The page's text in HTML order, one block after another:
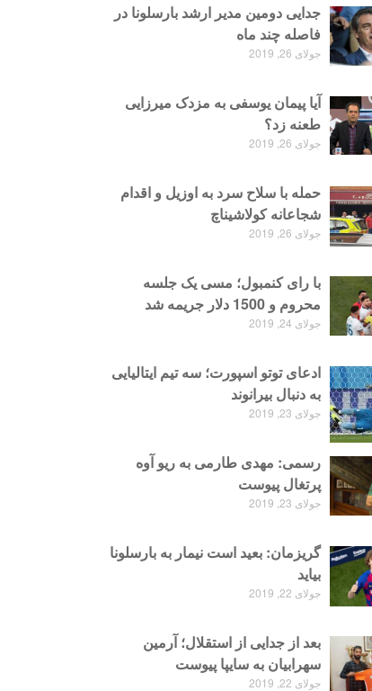
جدایی دومین مدیر ارشد بارسلونا در
فاصله چند ماه
جولای 26, 2019
آیا پیمان یوسفی به مزدک میرزایی
طعنه زد؟
جولای 26, 2019
حمله با سلاح سرد به اوزیل و اقدام
شجاعانه کولاشیناچ
جولای 26, 2019
با رای کنمبول؛ مسی یک جلسه
محروم و 1500 دلار جریمه شد
جولای 24, 2019
ادعای توتو اسپورت؛ سه تیم ایتالیایی
به دنبال بیرانوند
جولای 23, 2019
رسمی: مهدی طارمی به ریو آوه
پرتغال پیوست
جولای 23, 2019
گریزمان: بعید است نیمار به بارسلونا
بیاید
جولای 22, 2019
بعد از جدایی از استقلال؛ آرمین
سهرابیان به سایپا پیوست
جولای 22, 2019